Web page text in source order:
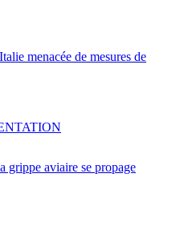
menacée de mesures de
grippe aviaire se propage